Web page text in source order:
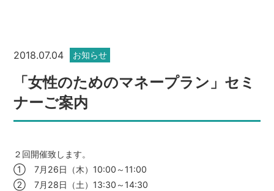
2018.07.04 お知らせ
「女性のためのマネープラン」セミ
ナーご案内
２回開催致します。
① 7月26日（木）10:00～11:00
② 7月28日（土）13:30～14:30